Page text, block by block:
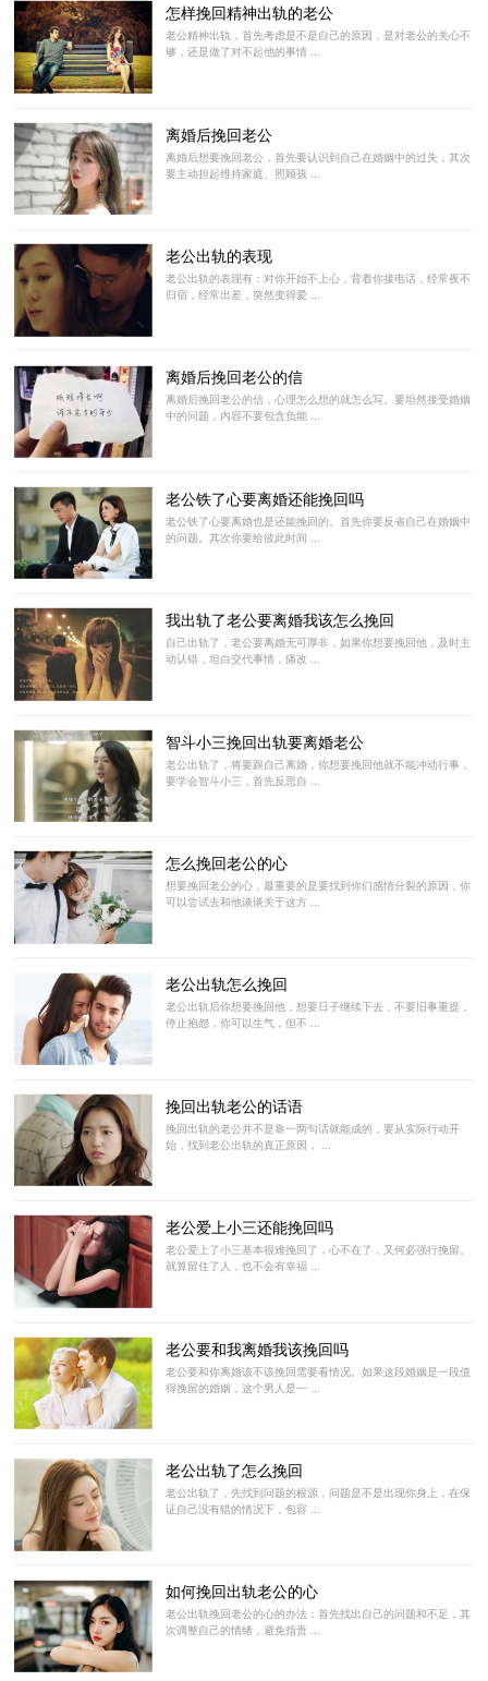
怎样挽回精神出轨的老公
老公精神出轨，首先考虑是不是自己的原因，是对老公的关心不
够，还是做了对不起他的事情 ...
离婚后挽回老公
离婚后想要挽回老公，首先要认识到自己在婚姻中的过失，其次
要主动担起维持家庭、照顾孩 ...
老公出轨的表现
老公出轨的表现有：对你开始不上心，背着你接电话，经常夜不
归宿，经常出差，突然变得爱 ...
离婚后挽回老公的信
离婚后挽回老公的信，心理怎么想的就怎么写。要坦然接受婚姻
中的问题，内容不要包含负能 ...
老公铁了心要离婚还能挽回吗
老公铁了心要离婚也是还能挽回的。首先你要反省自己在婚姻中
的问题。其次你要给彼此时间 ...
我出轨了老公要离婚我该怎么挽回
自己出轨了，老公要离婚无可厚非，如果你想要挽回他，及时主
动认错，坦白交代事情，痛改 ...
智斗小三挽回出轨要离婚老公
老公出轨了，将要跟自己离婚，你想要挽回他就不能冲动行事，
要学会智斗小三，首先反思自 ...
怎么挽回老公的心
想要挽回老公的心，最重要的是要找到你们感情分裂的原因，你
可以尝试去和他谈谈关于这方 ...
老公出轨怎么挽回
老公出轨后你想要挽回他，想要日子继续下去，不要旧事重提，
停止抱怨，你可以生气，但不 ...
挽回出轨老公的话语
挽回出轨的老公并不是靠一两句话就能成的，要从实际行动开
始，找到老公出轨的真正原因， ...
老公爱上小三还能挽回吗
老公爱上了小三基本很难挽回了，心不在了，又何必强行挽留。
就算留住了人，也不会有幸福 ...
老公要和我离婚我该挽回吗
老公要和你离婚该不该挽回需要看情况。如果这段婚姻是一段值
得挽留的婚姻，这个男人是一 ...
老公出轨了怎么挽回
老公出轨了，先找到问题的根源，问题是不是出现你身上，在保
证自己没有错的情况下，包容 ...
如何挽回出轨老公的心
老公出轨挽回老公的心的办法：首先找出自己的问题和不足，其
次调整自己的情绪，避免指责 ...